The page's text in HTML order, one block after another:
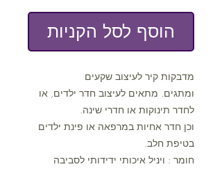
הוסף לסל הקניות
מדבקות קיר לעיצוב שקעים
ומתגים. מתאים לעיצוב חדר ילדים, או
לחדר תינוקות או חדרי שינה.
וכן חדר אחיות במרפאה או פינת ילדים
בטיפת חלב.
חומר : ויניל איכותי ידידותי לסביבה